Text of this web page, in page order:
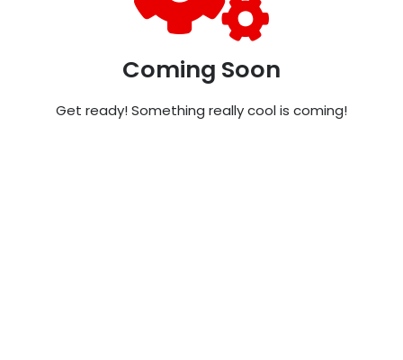
Coming Soon
Get ready! Something really cool is coming!